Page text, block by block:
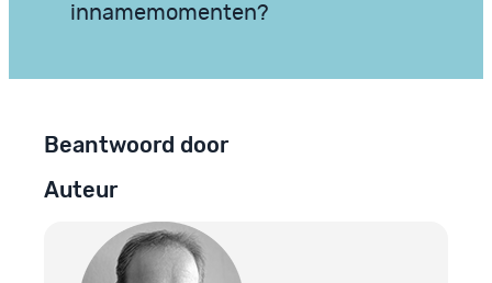
innamemomenten?
Beantwoord door
Auteur